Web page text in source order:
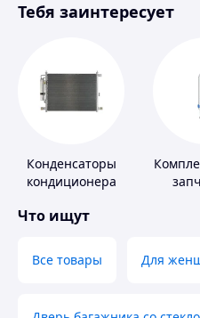
Инструмент
Тебя заинтересует
Конденсаторы
кондиционера
Что ищут
Все товары Для